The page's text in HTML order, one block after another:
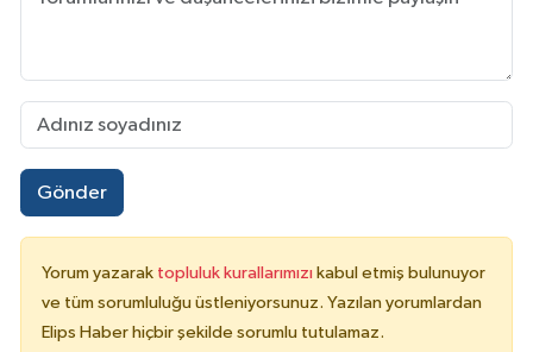
Gönder
Yorum yazarak topluluk kurallarımızı kabul etmiş bulunuyor
ve tüm sorumluluğu üstleniyorsunuz. Yazılan yorumlardan
Elips Haber hiçbir şekilde sorumlu tutulamaz.